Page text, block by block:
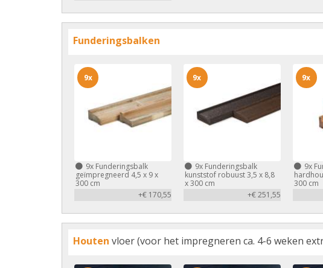
Funderingsbalken
9x Funderingsbalk
geïmpregneerd 4,5 x 9 x
300 cm
+€ 170,55
9x
9xFunderingsbalk
kunststof robuust 3,5 x 8,8
x 300 cm
+€ 251,55
9x
9x
300 cm
9x
Houten vloer (voor het impregneren ca. 4-6 weken